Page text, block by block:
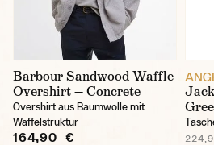
Barbour Sandwood Waffle
Overshirt — Concrete
Overshirt aus Baumwolle mit
Waffelstruktur
164,90 €